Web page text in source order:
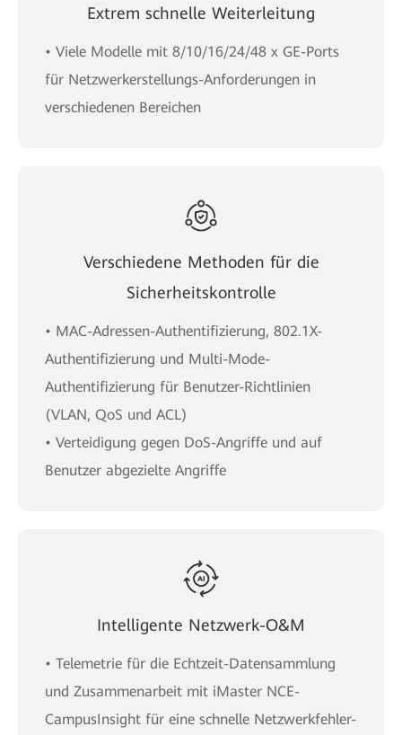
Extrem schnelle Weiterleitung
• Viele Modelle mit 8/10/16/24/48 x GE-Ports
für Netzwerkerstellungs-Anforderungen in
verschiedenen Bereichen
Verschiedene Methoden für die
Sicherheitskontrolle
• MAC-Adressen-Authentifizierung, 802.1X-
Authentifizierung und Multi-Mode-
Authentifizierung für Benutzer-Richtlinien
(VLAN, QoS und ACL)
• Verteidigung gegen DoS-Angriffe und auf
Benutzer abgezielte Angriffe
Intelligente Netzwerk-O&M
• Telemetrie für die Echtzeit-Datensammlung
und Zusammenarbeit mit iMaster NCE-
CampusInsight für eine schnelle Netzwerkfehler-